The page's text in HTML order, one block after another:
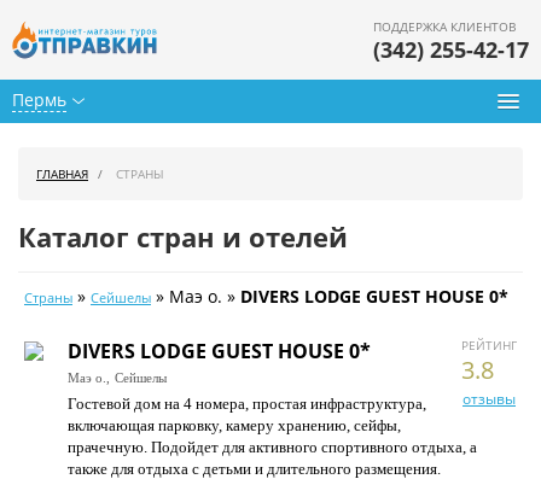
Пермь
ПОДДЕРЖКА КЛИЕНТОВ
(342) 255-42-17
Календарь туров
Цены дня
Страны
Как купить
ГЛАВНАЯ СТРАНЫ
Каталог стран и отелей
Страны » Сейшелы » Маэ о. » DIVERS LODGE GUEST HOUSE 0*
РЕЙТИНГ
3.8
отзывы
DIVERS LODGE GUEST HOUSE 0*
Маэ о., Сейшелы
Гостевой дом на 4 номера, простая инфраструктура,
включающая парковку, камеру хранению, сейфы,
прачечную. Подойдет для активного спортивного отдыха, а
также для отдыха с детьми и длительного размещения.